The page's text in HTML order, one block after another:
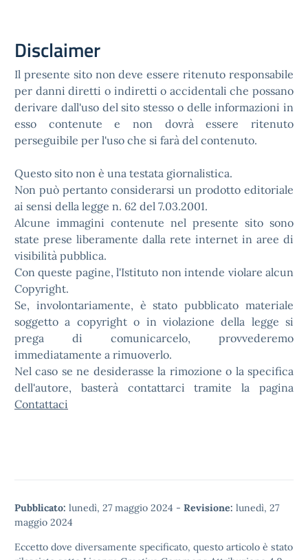
Disclaimer
Il presente sito non deve essere ritenuto responsabile
per danni diretti o indiretti o accidentali che possano
derivare dall'uso del sito stesso o delle informazioni in
esso contenute e non dovrà essere ritenuto
perseguibile per l'uso che si farà del contenuto.
Questo sito non è una testata giornalistica.
Non può pertanto considerarsi un prodotto editoriale
ai sensi della legge n. 62 del 7.03.2001.
Alcune immagini contenute nel presente sito sono
state prese liberamente dalla rete internet in aree di
visibilità pubblica.
Con queste pagine, l'Istituto non intende violare alcun
Copyright.
Se, involontariamente, è stato pubblicato materiale
soggetto a copyright o in violazione della legge si
prega di comunicarcelo, provvederemo
immediatamente a rimuoverlo.
Nel caso se ne desiderasse la rimozione o la specifica
dell'autore, basterà contattarci tramite la pagina
Contattaci
Pubblicato: lunedì, 27 maggio 2024 - Revisione: lunedì, 27
maggio 2024
Eccetto dove diversamente specificato, questo articolo è stato